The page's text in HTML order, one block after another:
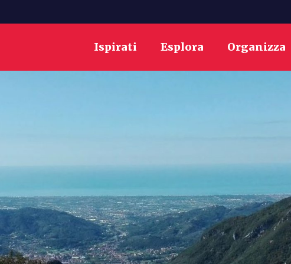
Ispirati Esplora Organizza